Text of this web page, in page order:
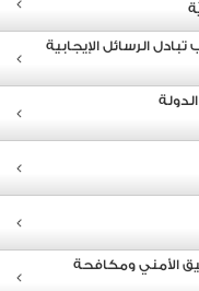
الرسائل الإيجابية
الأمني ومكافحة